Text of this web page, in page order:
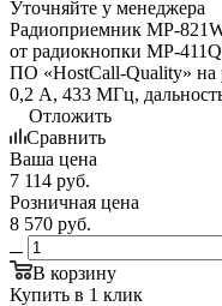
Уточняйте у менеджера
Радиоприемник MP-
от радиокнопки MP-
ПО «HostCall-Quality» на
0,2 А, 433 МГц,
Отложить
Сравнить
Ваша цена
7 114 руб.
Розничная цена
8 570 руб.
В корзину
Купить в 1 клик